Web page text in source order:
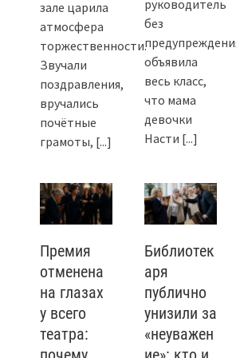
зале царила
атмосфера
торжественности.
Звучали
поздравления,
вручались
почётные
грамоты, [...]
руководитель
без
объявила
весь класс,
что мама
девочки
Насти [...]
Премия
отменена
на глазах
у всего
театра:
Библиотек
аря
публично
унизили за
«неуважен